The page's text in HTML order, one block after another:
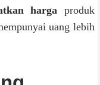
harga produk
uang lebih